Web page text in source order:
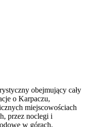
obejmujący cały
o Karpaczu,
miejscowościach
przez noclegi i
w górach.